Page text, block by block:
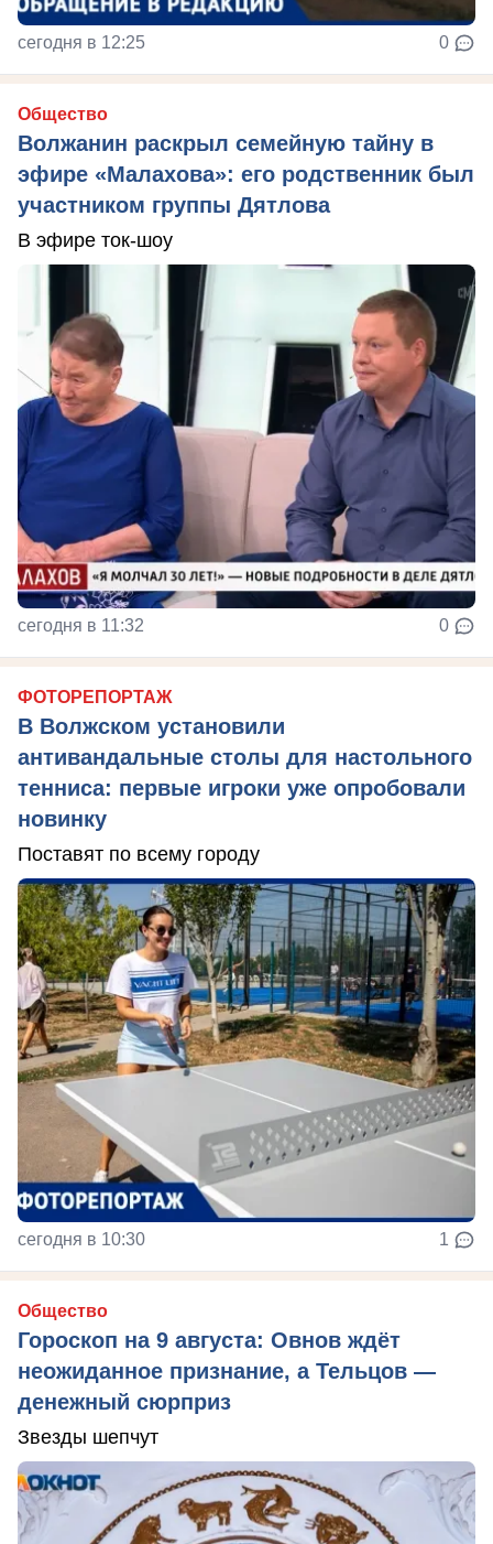
сегодня в 12:25 0
Общество
Волжанин раскрыл семейную тайну в
эфире «Малахова»: его родственник был
участником группы Дятлова
В эфире ток-шоу
сегодня в 11:32 0
ФОТОРЕПОРТАЖ
В Волжском установили
антивандальные столы для настольного
тенниса: первые игроки уже опробовали
новинку
Поставят по всему городу
сегодня в 10:30 1
Общество
Гороскоп на 9 августа: Овнов ждёт
неожиданное признание, а Тельцов —
денежный сюрприз
Звезды шепчут